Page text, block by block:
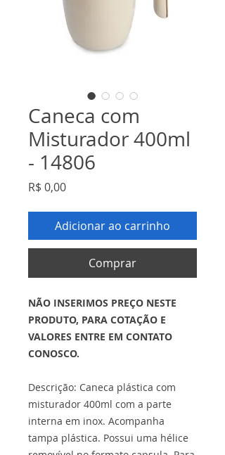
Caneca com
Misturador 400ml
- 14806
R$ 0,00Preço
Adicionar ao carrinho
Comprar
NÃO INSERIMOS PREÇO NESTE
PRODUTO, PARA COTAÇÃO E
VALORES ENTRE EM CONTATO
CONOSCO.
Descrição: Caneca plástica com
misturador 400ml com a parte
interna em inox. Acompanha
tampa plástica. Possui uma hélice